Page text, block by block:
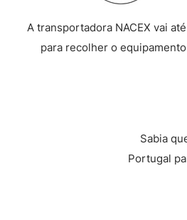
A transportadora NACEX vai
para recolher o equipamento
Sabia
Portugal